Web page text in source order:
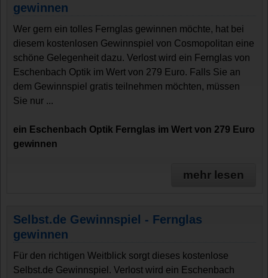
gewinnen
Wer gern ein tolles Fernglas gewinnen möchte, hat bei
diesem kostenlosen Gewinnspiel von Cosmopolitan eine
schöne Gelegenheit dazu. Verlost wird ein Fernglas von
Eschenbach Optik im Wert von 279 Euro. Falls Sie an
dem Gewinnspiel gratis teilnehmen möchten, müssen
Sie nur ...
ein Eschenbach Optik Fernglas im Wert von 279 Euro
gewinnen
mehr lesen
Selbst.de Gewinnspiel - Fernglas
gewinnen
Für den richtigen Weitblick sorgt dieses kostenlose
Selbst.de Gewinnspiel. Verlost wird ein Eschenbach